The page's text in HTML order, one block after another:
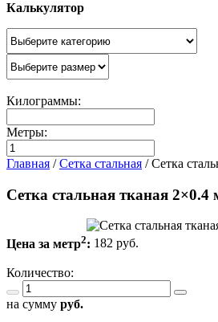
Калькулятор
Килограммы:
Метры:
Главная /Сетка стальная /Сетка
Сетка стальная тканая 2×0.4
Цена за метр2: 182 руб.
Количество:
на сумму руб.